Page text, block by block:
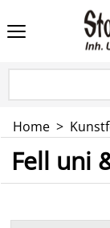
Home >
Fell uni